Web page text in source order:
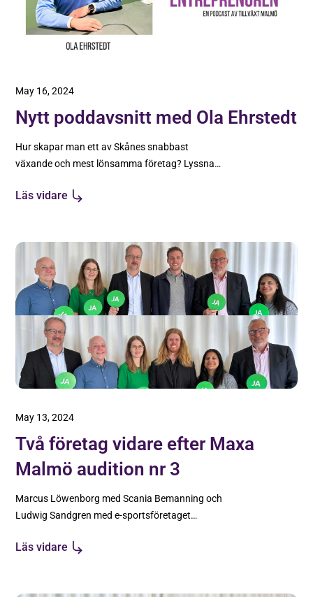
May 16, 2024
Nytt poddavsnitt med Ola Ehrstedt
Hur skapar man ett av Skånes snabbast
växande och mest lönsamma företag? Lyssna
grundare av konsultbolaget Great IT.
Läs vidare
May 13, 2024
Två företag vidare efter Maxa
Malmö audition nr 3
Marcus Löwenborg med Scania Bemanning och
Ludwig Sandgren med e-sportsföretaget
Malmö efter lyckade auditions
Läs vidare